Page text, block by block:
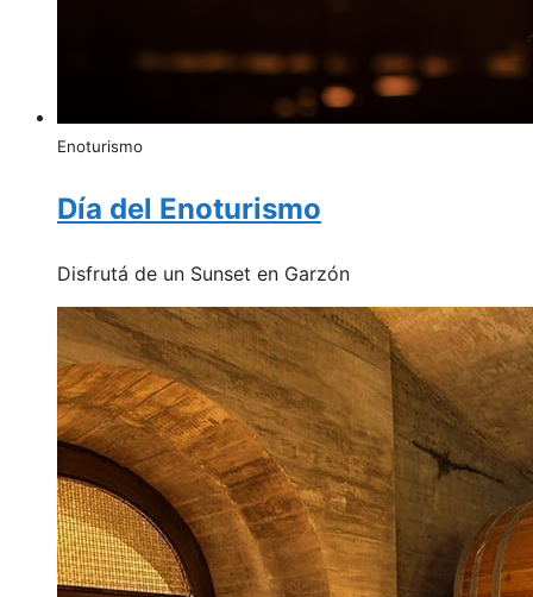
Enoturismo
Día del Enoturismo
Disfrutá de un Sunset en Garzón